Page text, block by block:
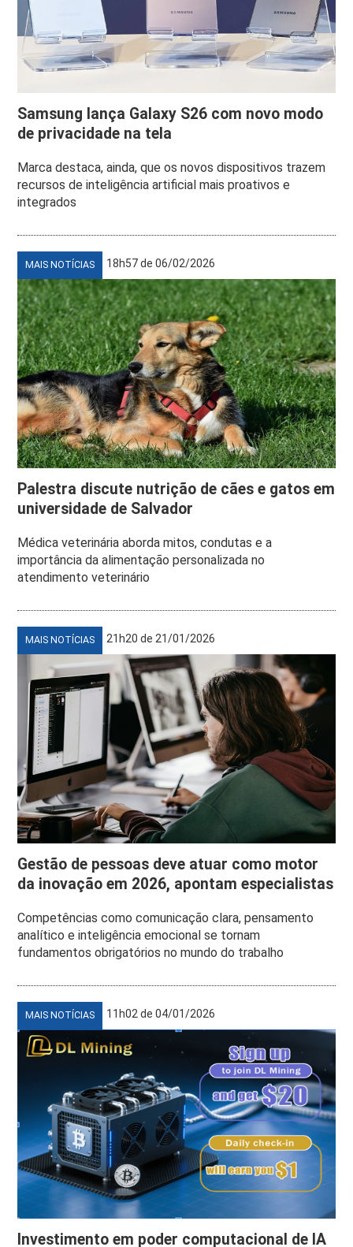
Samsung lança Galaxy S26 com novo modo
de privacidade na tela
Marca destaca, ainda, que os novos dispositivos trazem
recursos de inteligência artificial mais proativos e
integrados
MAIS NOTÍCIAS 18h57 de 06/02/2026
Palestra discute nutrição de cães e gatos em
universidade de Salvador
Médica veterinária aborda mitos, condutas e a
importância da alimentação personalizada no
atendimento veterinário
MAIS NOTÍCIAS 21h20 de 21/01/2026
Gestão de pessoas deve atuar como motor
da inovação em 2026, apontam especialistas
Competências como comunicação clara, pensamento
analítico e inteligência emocional se tornam
fundamentos obrigatórios no mundo do trabalho
MAIS NOTÍCIAS 11h02 de 04/01/2026
Investimento em poder computacional de IA